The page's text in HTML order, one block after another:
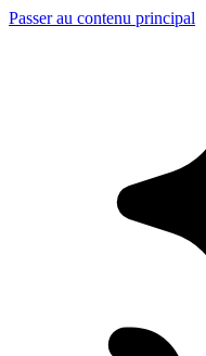
Passer au contenu principal